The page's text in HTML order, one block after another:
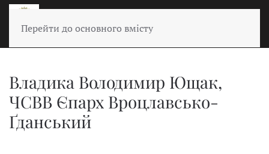
Перейти до основного вмісту
Владика Володимир Ющак,
ЧСВВ Єпарх Вроцлавсько-
Ґданський